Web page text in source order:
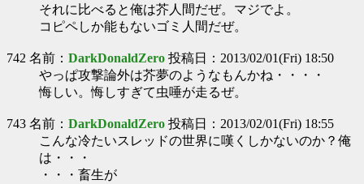
それに比べると俺は芥人間だぜ。マジでよ。
コピペしか能もないゴミ人間だぜ。
742 名前： DarkDonaldZero 投稿日：2013/02/01(Fri) 18:50
やっぱ攻撃論外は芥夢のようなもんかね・・・・
悔しい。悔しすぎて虫唾が走るぜ。
743 名前： DarkDonaldZero 投稿日：2013/02/01(Fri) 18:55
こんな冷たいスレッドの世界に嘆くしかないのか？俺
は・・・
・・・畜生が